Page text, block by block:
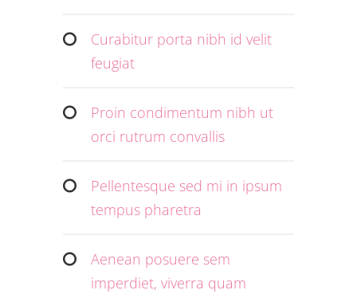
Curabitur porta nibh id velit
feugiat
Proin condimentum nibh ut
orci rutrum convallis
Pellentesque sed mi in ipsum
tempus pharetra
Aenean posuere sem
imperdiet, viverra quam